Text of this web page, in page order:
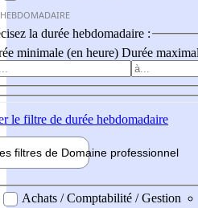
la durée hebdomadaire :
minimale (en heure) Durée
le filtre de durée hebdomadaire
filtres de Domaine professionnel
professionel
Achats / Comptabilité / Gestion